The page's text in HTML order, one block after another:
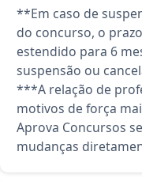
**Em caso de
do concurso, o
estendido para 6
suspensão ou
***A relação de
motivos de força
Aprova Concursos
mudanças